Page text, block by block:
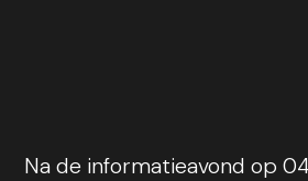
Na de informatieavond op